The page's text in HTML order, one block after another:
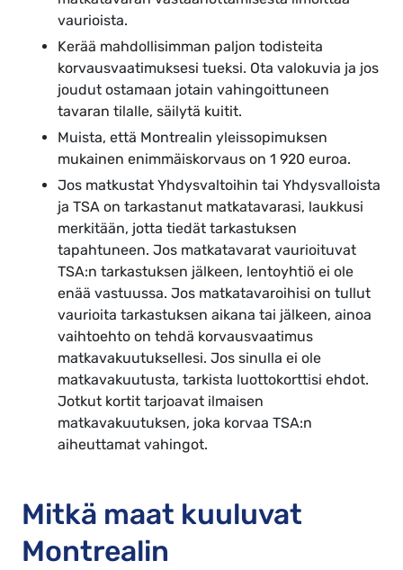
vaurioista.
Kerää mahdollisimman paljon todisteita
korvausvaatimuksesi tueksi. Ota valokuvia ja jos
joudut ostamaan jotain vahingoittuneen
tavaran tilalle, säilytä kuitit.
Muista, että Montrealin yleissopimuksen
mukainen enimmäiskorvaus on 1 920 euroa.
Jos matkustat Yhdysvaltoihin tai Yhdysvalloista
ja TSA on tarkastanut matkatavarasi, laukkusi
merkitään, jotta tiedät tarkastuksen
tapahtuneen. Jos matkatavarat vaurioituvat
TSA:n tarkastuksen jälkeen, lentoyhtiö ei ole
enää vastuussa. Jos matkatavaroihisi on tullut
vaurioita tarkastuksen aikana tai jälkeen, ainoa
vaihtoehto on tehdä korvausvaatimus
matkavakuutuksellesi. Jos sinulla ei ole
matkavakuutusta, tarkista luottokorttisi ehdot.
Jotkut kortit tarjoavat ilmaisen
matkavakuutuksen, joka korvaa TSA:n
aiheuttamat vahingot.
Mitkä maat kuuluvat
Montrealin